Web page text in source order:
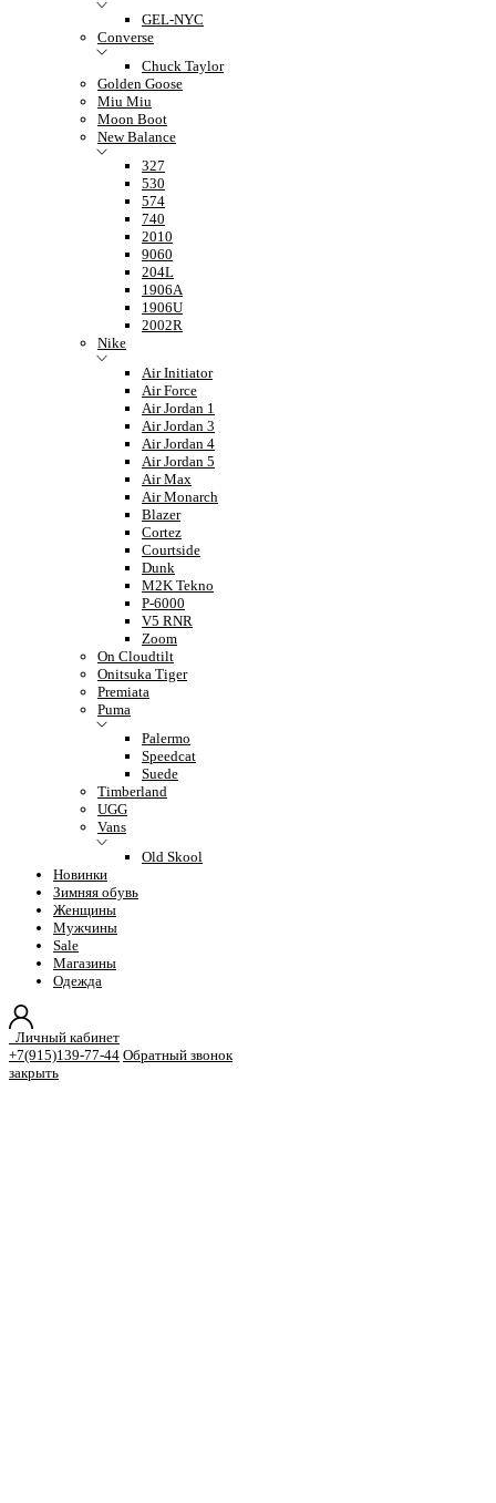
GEL-NYC
Converse
Chuck Taylor
Golden Goose
Miu Miu
Moon Boot
New Balance
327
530
574
740
2010
9060
204L
1906A
1906U
2002R
Nike
Air Initiator
Air Force
Air Jordan 1
Air Jordan 3
Air Jordan 4
Air Jordan 5
Air Max
Air Monarch
Blazer
Cortez
Courtside
Dunk
M2K Tekno
P-6000
V5 RNR
Zoom
On Cloudtilt
Onitsuka Tiger
Premiata
Puma
Palermo
Speedcat
Suede
Timberland
UGG
Vans
Old Skool
Новинки
Зимняя обувь
Женщины
Мужчины
Sale
Магазины
Одежда
Личный кабинет
+7(915)139-77-44 Обратный звонок
закрыть